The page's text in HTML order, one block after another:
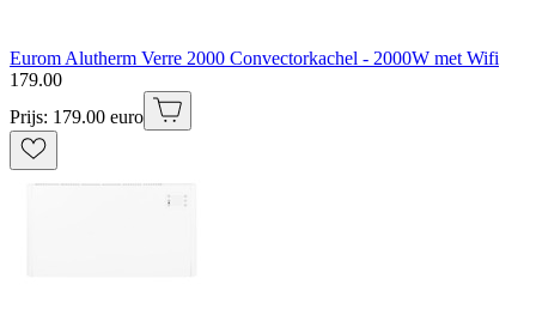
Eurom Alutherm Verre 2000 Convectorkachel - 2000W met Wifi
179.00
Prijs: 179.00 euro